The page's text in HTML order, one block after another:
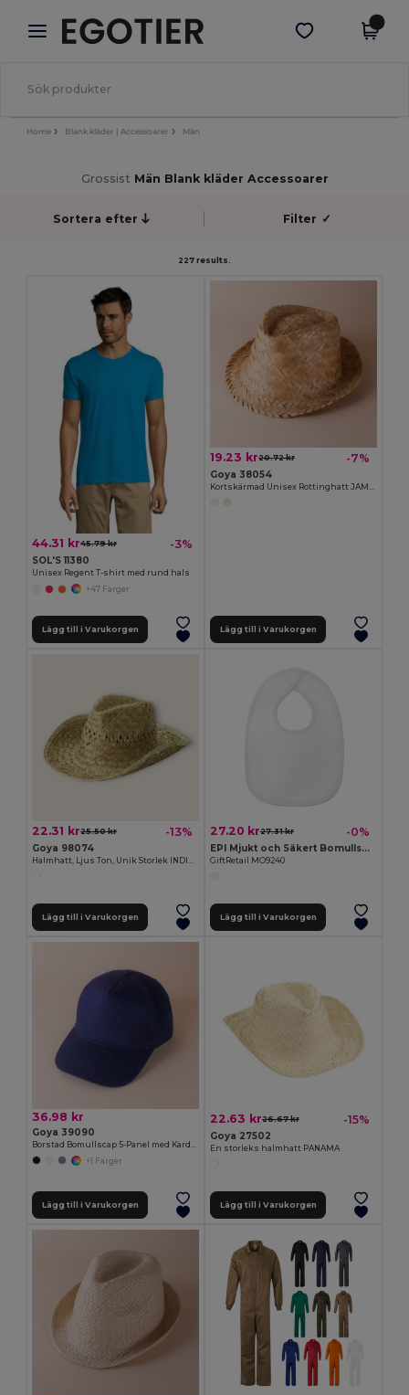
× Egotier-app
Bättre priser i appen!
Hämta app
Home Blank kläder | Accessoarer Män
Grossist Män Blank kläder Accessoarer
Sortera efter Filter ✓
227 results.
44.31 kr45.79 kr -3%
SOL'S 11380
Unisex Regent T-shirt med rund hals
+47 Färger
Lägg till i Varukorgen
19.23 kr20.72 kr -7%
Goya 38054
Kortskärmad Unisex Rottinghatt JAMAICA
Lägg till i Varukorgen
22.31 kr25.50 kr -13%
Goya 98074
Halmhatt, Ljus Ton, Unik Storlek INDIANA
Lägg till i Varukorgen
27.20 kr27.31 kr -0%
EPI Mjukt och Säkert BomullsHaklapp för Barn
GiftRetail MO9240
Lägg till i Varukorgen
36.98 kr
Goya 39090
Borstad Bomullscap 5-Panel med Kardborre FIRST-CLASS
+1 Färger
Lägg till i Varukorgen
22.63 kr26.67 kr -15%
Goya 27502
En storleks halmhatt PANAMA
Lägg till i Varukorgen